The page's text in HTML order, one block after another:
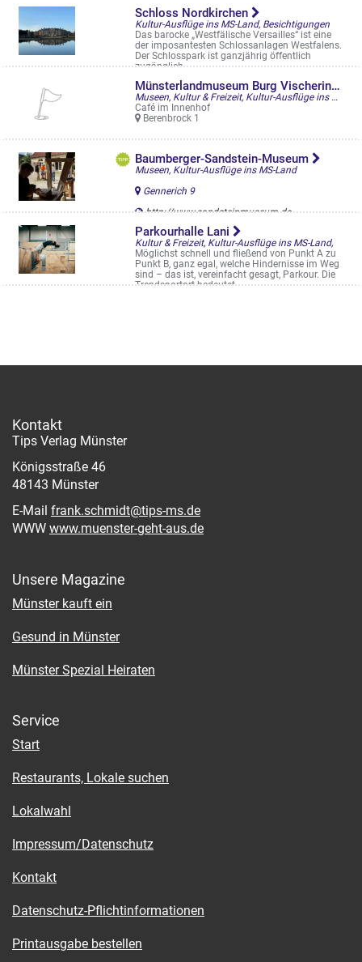
Schloss Nordkirchen
Kultur-Ausflüge ins MS-Land, Besichtigungen
Das barocke „Westfälische Versailles“ ist eine
der imposantesten Schlossanlagen Westfalens.
Der Schlosspark ist ganzjährig öffentlich
zugänglich
Münsterlandmuseum Burg Vischering
Museen, Kultur & Freizeit, Kultur-Ausflüge ins MS-Land
Café im Innenhof
Berenbrock 1
Baumberger-Sandstein-Museum
Museen, Kultur-Ausflüge ins MS-Land
Gennerich 9
http://www.sandsteinmuseum.de
Parkourhalle Lani
Kultur & Freizeit, Kultur-Ausflüge ins MS-Land,
Möglichst schnell und fließend von Punkt A zu
Punkt B, ganz egal, welche Hindernisse im Weg
sind – das ist, vereinfacht gesagt, Parkour. Die
Trendsportart bedeutet ...
Kontakt
Tips Verlag Münster
Königsstraße 46
48143 Münster
E-Mail frank.schmidt@tips-ms.de
WWW www.muenster-geht-aus.de
Unsere Magazine
Münster kauft ein
Gesund in Münster
Münster Spezial Heiraten
Service
Start
Restaurants, Lokale suchen
Lokalwahl
Impressum/Datenschutz
Kontakt
Datenschutz-Pflichtinformationen
Printausgabe bestellen